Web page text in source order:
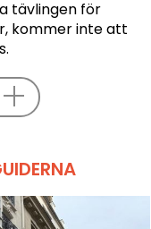
tävlingen för
kommer inte att